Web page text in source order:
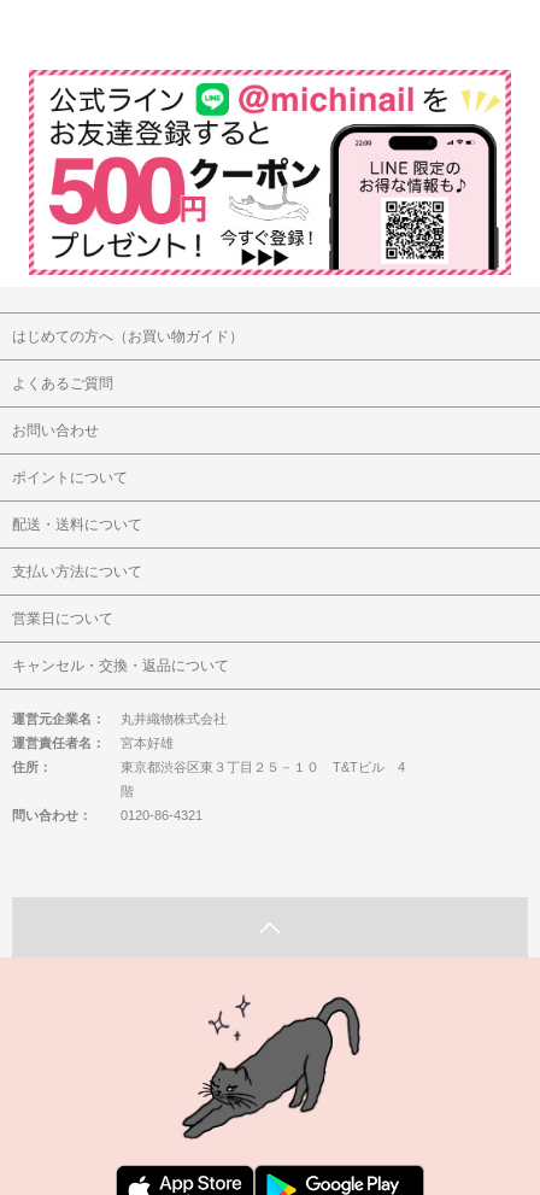
はじめての方へ（お買い物ガイド）
よくあるご質問
お問い合わせ
ポイントについて
配送・送料について
支払い方法について
営業日について
キャンセル・交換・返品について
運営元企業名：
丸井織物株式会社
運営責任者名：
宮本好雄
住所：
東京都渋谷区東３丁目２５－１０ T&Tビル 4
階
問い合わせ：
0120-86-4321